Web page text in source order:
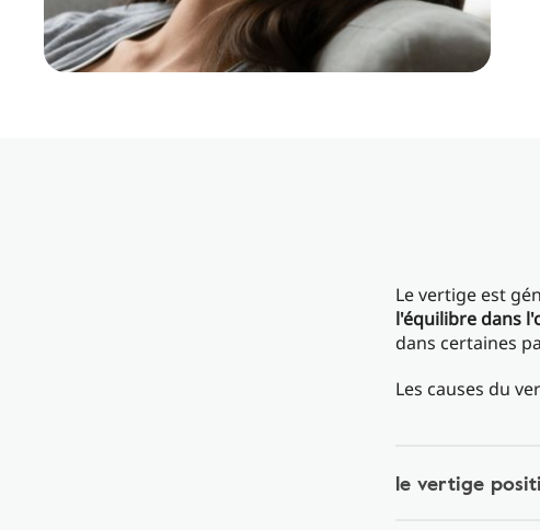
Le vertige est
l'équilibre dans
dans certaines
Les causes du
le vertige